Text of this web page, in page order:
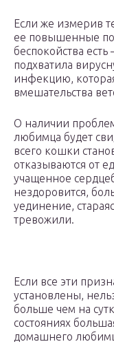
Если же измерив
ее повышенные
беспокойства
подхватила
инфекцию,
вмешательства
О наличии
любимца будет
всего кошки
отказываются от
учащенное
нездоровится,
уединение,
тревожили.
Если все эти
установлены,
больше чем на
состояниях
домашнего